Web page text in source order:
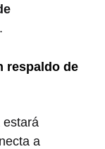
.
respaldo de
estará
a